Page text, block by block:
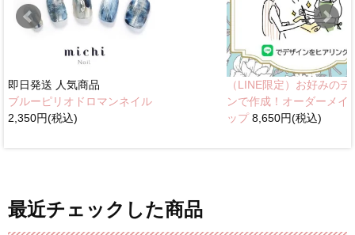
即日発送 人気商品
ブルーピリオドロマンネイル
2,350円(税込)
（LINE限定）お好みのデ
ンで作成！オーダーメイ
ップ8,650円(税込)
最近チェックした商品